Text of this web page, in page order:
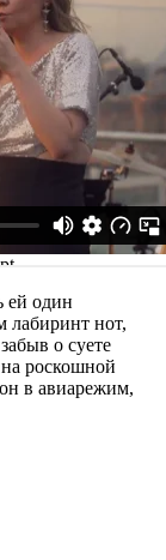
ей один
лабиринт нот,
о суете
на роскошной
в авиарежим,